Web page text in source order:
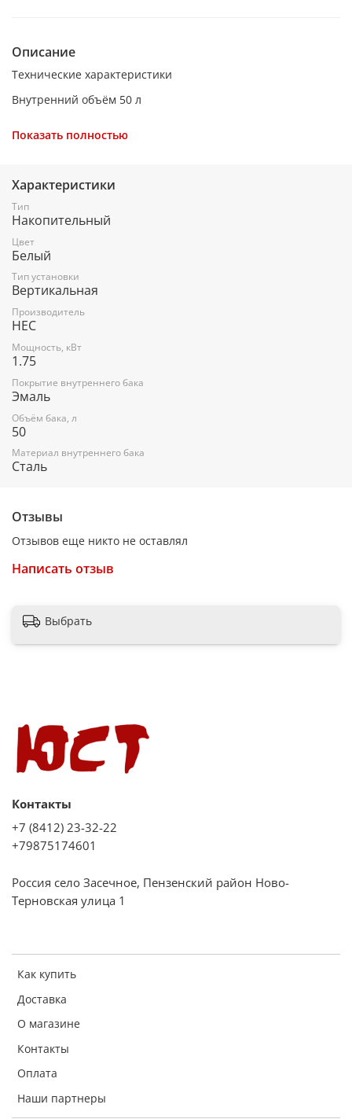
Описание
Технические характеристики
Внутренний объём 50 л
Срок гарантии 3 года на бак / 1 год на эл. часть
Тип управления Механическое
Цвет Бело-серый
Высота 64,5 см
Ширина 39 см
Глубина 40 см
Показать полностью
Характеристики
Тип
Накопительный
Цвет
Белый
Тип установки
Вертикальная
Производитель
HEC
Мощность, кВт
1.75
Покрытие внутреннего бака
Эмаль
Объём бака, л
50
Материал внутреннего бака
Сталь
Отзывы
Отзывов еще никто не оставлял
Написать отзыв
Выбрать
Как купить
Доставка
О магазине
Контакты
Оплата
Наши партнеры
Контакты
+7 (8412) 23-32-22
+79875174601
Россия село Засечное, Пензенский район Ново-
Терновская улица 1